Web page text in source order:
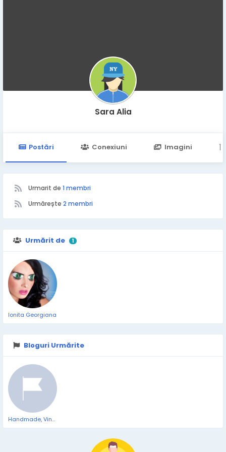
Sara Alia
Postări Conexiuni Imagini
Urmarit de 1 membri
Urmărește 2 membri
Urmărit de 1
Ionita Georgiana
Bloguri Urmărite
Handmade, Vintage - Pixalia - haine si accesorii faine